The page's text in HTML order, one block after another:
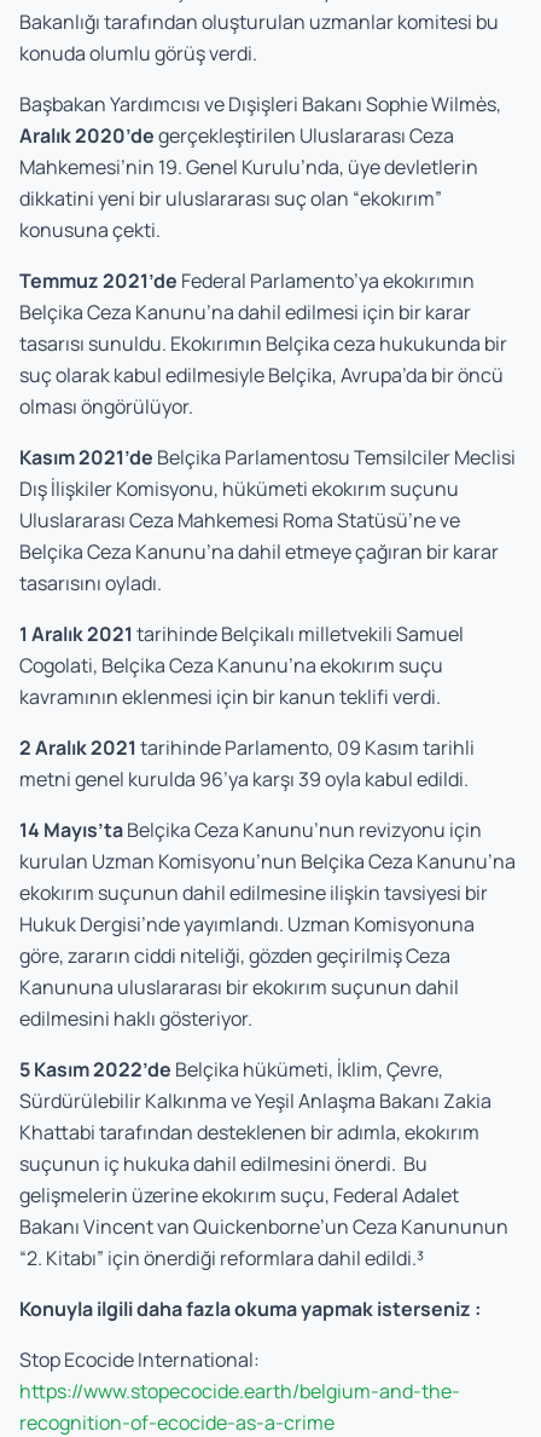
Bakanlığı tarafından oluşturulan uzmanlar komitesi bu
konuda olumlu görüş verdi.
Başbakan Yardımcısı ve Dışişleri Bakanı Sophie Wilmès,
Aralık 2020’degerçekleştirilen Uluslararası Ceza
Mahkemesi’nin 19. Genel Kurulu’nda, üye devletlerin
dikkatini yeni bir uluslararası suç olan “ekokırım”
konusuna çekti.
Temmuz 2021’de Federal Parlamento’ya ekokırımın
Belçika Ceza Kanunu’na dahil edilmesi için bir karar
tasarısı sunuldu. Ekokırımın Belçika ceza hukukunda bir
suç olarak kabul edilmesiyle Belçika, Avrupa’da bir öncü
olması öngörülüyor.
Kasım 2021’de Belçika Parlamentosu Temsilciler Meclisi
Dış İlişkiler Komisyonu, hükümeti ekokırım suçunu
Uluslararası Ceza Mahkemesi Roma Statüsü’ne ve
Belçika Ceza Kanunu’na dahil etmeye çağıran bir karar
tasarısını oyladı.
1 Aralık 2021 tarihinde Belçikalı milletvekili Samuel
Cogolati, Belçika Ceza Kanunu’na ekokırım suçu
kavramının eklenmesi için bir kanun teklifi verdi.
2 Aralık 2021 tarihinde Parlamento, 09 Kasım tarihli
metni genel kurulda 96’ya karşı 39 oyla kabul edildi.
14 Mayıs’taBelçika Ceza Kanunu’nun revizyonu için
kurulan Uzman Komisyonu’nun Belçika Ceza Kanunu’na
ekokırım suçunun dahil edilmesine ilişkin tavsiyesi bir
Hukuk Dergisi’nde yayımlandı. Uzman Komisyonuna
göre, zararın ciddi niteliği, gözden geçirilmiş Ceza
Kanununa uluslararası bir ekokırım suçunun dahil
edilmesini haklı gösteriyor.
5 Kasım 2022’de Belçika hükümeti, İklim, Çevre,
Sürdürülebilir Kalkınma ve Yeşil Anlaşma Bakanı Zakia
Khattabi tarafından desteklenen bir adımla, ekokırım
suçunun iç hukuka dahil edilmesini önerdi. Bu
gelişmelerin üzerine ekokırım suçu, Federal Adalet
Bakanı Vincent van Quickenborne’un Ceza Kanununun
“2. Kitabı” için önerdiği reformlara dahil edildi.³
Konuyla ilgili daha fazla okuma yapmak isterseniz :
Stop Ecocide International:
https://www.stopecocide.earth/belgium-and-the-
recognition-of-ecocide-as-a-crime